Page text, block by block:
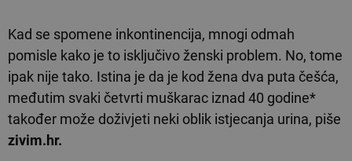
Kad se spomene inkontinencija, mnogi odmah
pomisle kako je to isključivo ženski problem. No, tome
ipak nije tako. Istina je da je kod žena dva puta češća,
međutim svaki četvrti muškarac iznad 40 godine*
također može doživjeti neki oblik istjecanja urina, piše
zivim.hr.